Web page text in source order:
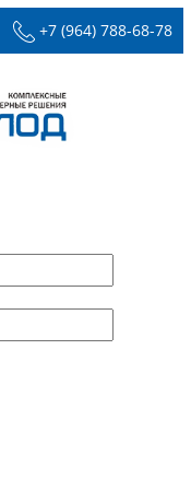
+7 (964) 788-68-78